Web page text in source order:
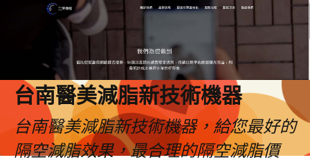
台南醫美減脂新技術機器
台南醫美減脂新技術機器，給您最好的
隔空減脂效果，最合理的隔空減脂價